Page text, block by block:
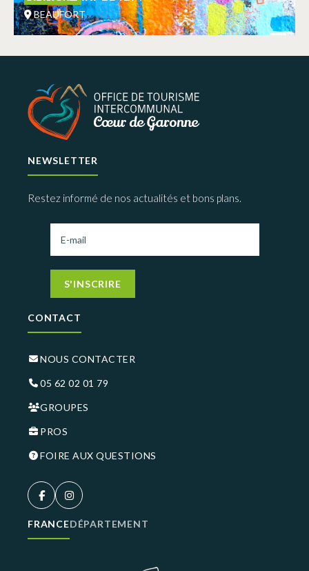
BEAUFORT
NEWSLETTER
Restez informé de nos actualités et bons plans.
S'INSCRIRE
CONTACT
NOUS CONTACTER
05 62 02 01 79
GROUPES
PROS
FOIRE AUX QUESTIONS
FRANCEDÉPARTEMENT